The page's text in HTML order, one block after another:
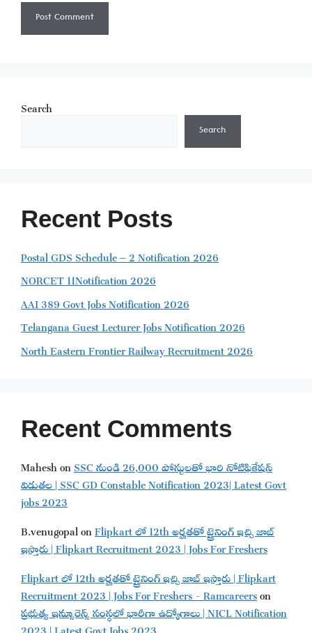
Search
Search
Recent Posts
Postal GDS Schedule – 2 Notification 2026
NORCET 11Notification 2026
AAI 389 Govt Jobs Notification 2026
Telangana Guest Lecturer Jobs Notification 2026
North Eastern Frontier Railway Recruitment 2026
Recent Comments
MaheshonSSC నుండి 26,000 పోస్టులతో భారి నోటిఫికేషన్
విడుతల | SSC GD Constable Notification 2023| Latest Govt
jobs 2023
B.venugopalonFlipkart లో 12th అర్హతతో ట్రైనింగ్ ఇచ్చి జాబ్
ఇస్తారు | Flipkart Recruitment 2023 | Jobs For Freshers
Flipkart లో 12th అర్హతతో ట్రైనింగ్ ఇచ్చి జాబ్ ఇస్తారు | Flipkart
Recruitment 2023 | Jobs For Freshers - Ramcareerson
ప్రభుత్వ ఇన్సూరెన్స్ సంస్థలో భారీగా ఉద్యోగాలు | NICL Notification